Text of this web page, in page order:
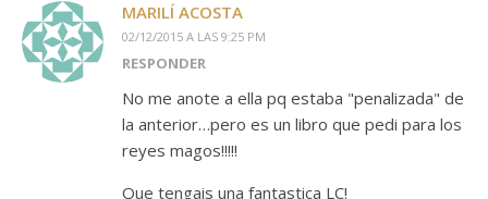
MARILÍ ACOSTA
02/12/2015 A LAS 9:25 PM
RESPONDER
No me anote a ella pq estaba "penalizada" de
la anterior…pero es un libro que pedi para los
reyes magos!!!!!
Que tengais una fantastica LC!